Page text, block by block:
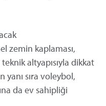
zemin kaplaması,
altyapısıyla dikkat
sıra voleybol,
da ev sahipliği